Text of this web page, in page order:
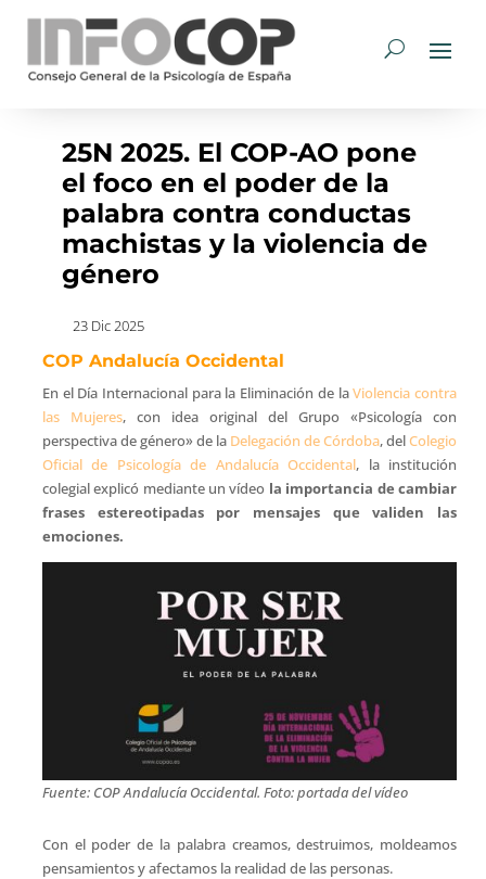
25N 2025. El COP-AO pone
el foco en el poder de la
palabra contra conductas
machistas y la violencia de
género
23 Dic 2025
COP Andalucía Occidental
En el Día Internacional para la Eliminación de laViolencia contra
las Mujeres, con idea original del Grupo «Psicología con
perspectiva de género» de la Delegación de Córdoba, delColegio
Oficial de Psicología de Andalucía Occidental, la institución
colegial explicó mediante un vídeo la importancia de cambiar
frases estereotipadas por mensajes que validen las
emociones.
Fuente: COP Andalucía Occidental. Foto: portada del vídeo
Con el poder de la palabra creamos, destruimos, moldeamos
pensamientos y afectamos la realidad de las personas.